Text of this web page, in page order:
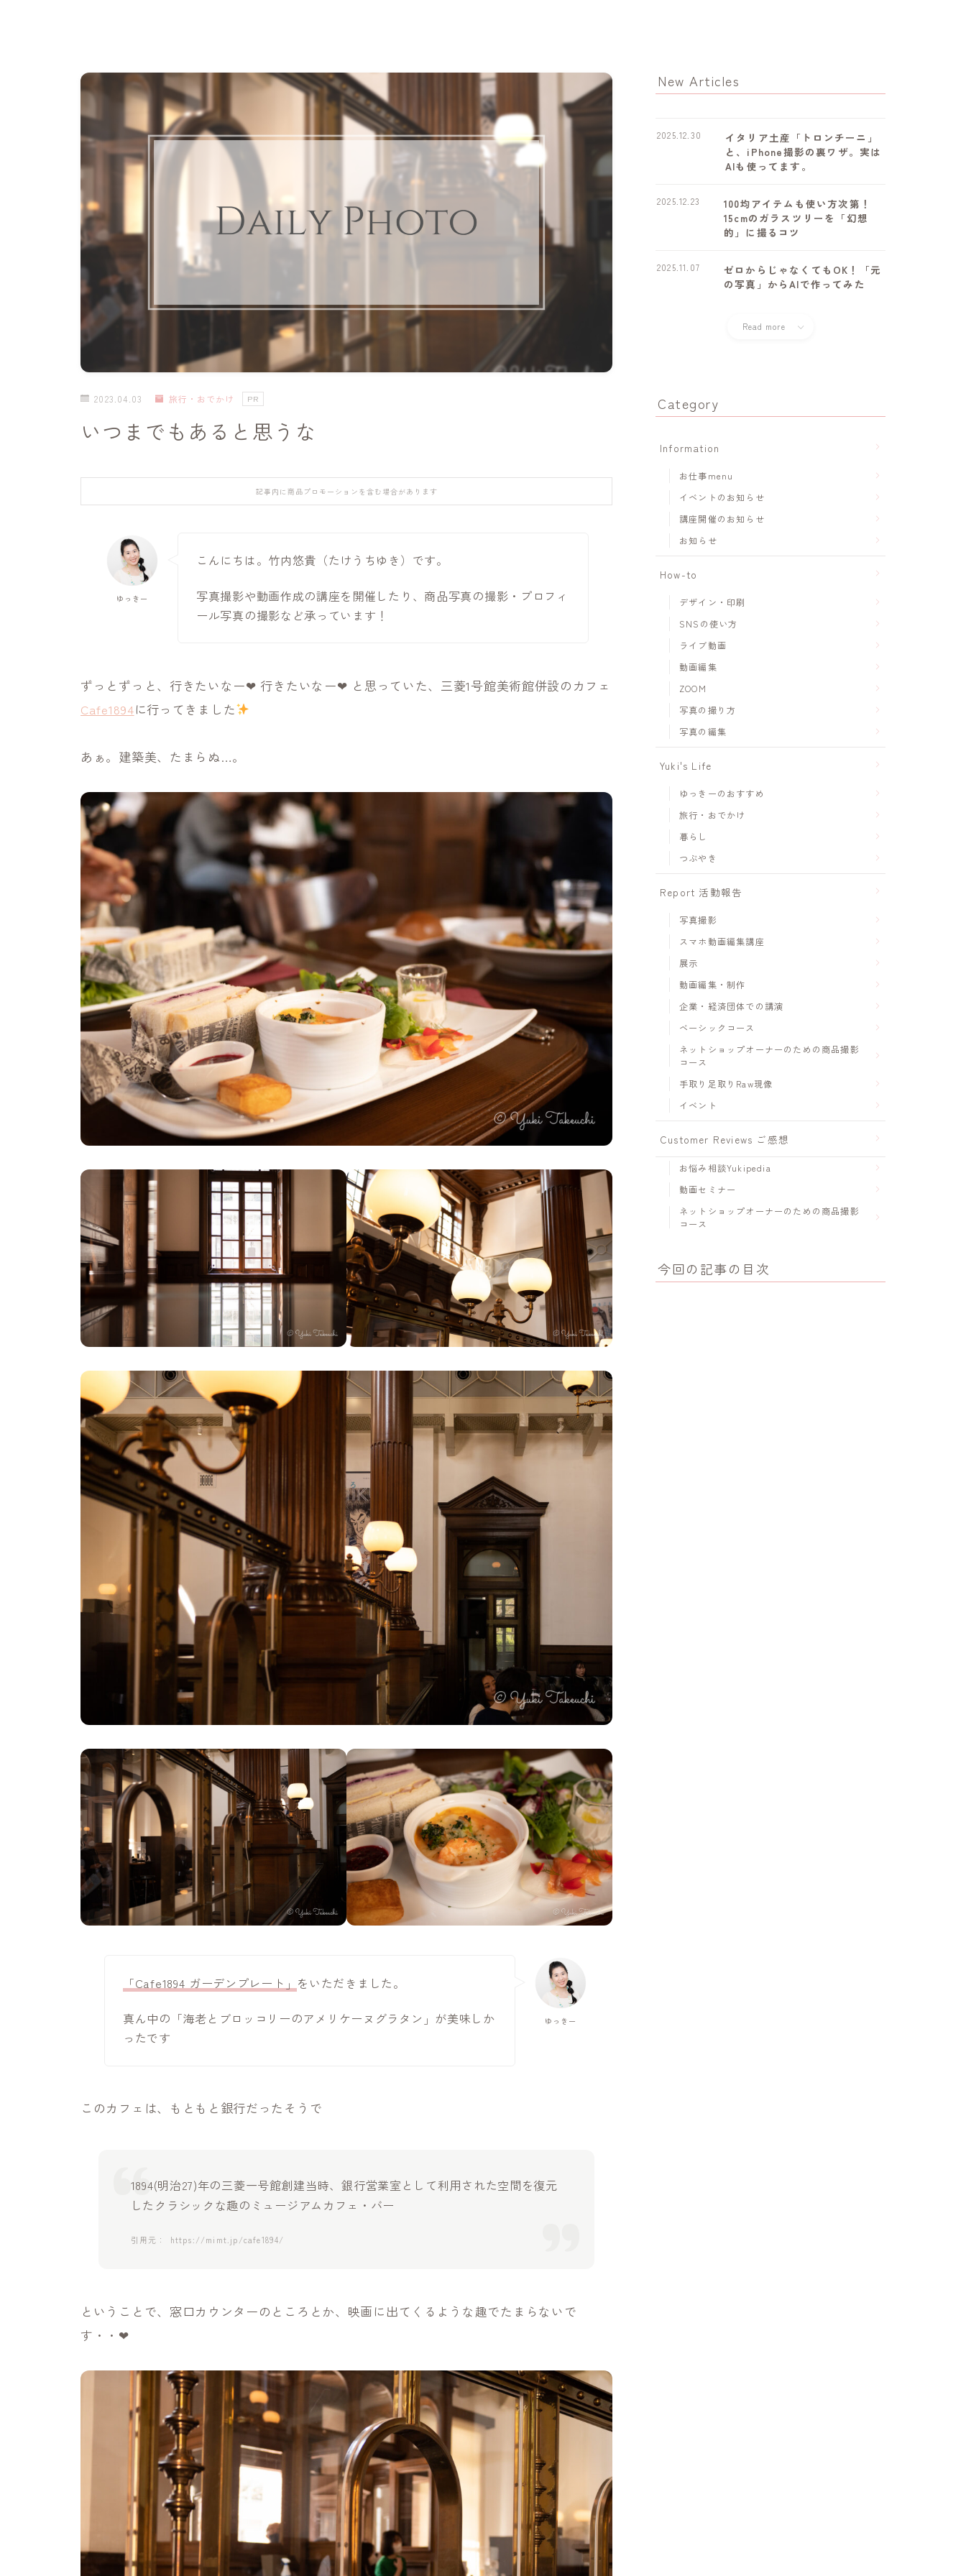
2023.04.03 旅行・おでかけ PR
いつまでもあると思うな
記事内に商品プロモーションを含む場合があります
ゆっきー
こんにちは。竹内悠貴（たけうちゆき）です。
写真撮影や動画作成の講座を開催したり、商品写真の撮影・プロフィ
ール写真の撮影など承っています！
ずっとずっと、行きたいなー❤︎ 行きたいなー❤︎ と思っていた、三菱1号館美術館併設のカフェ
Cafe1894に行ってきました
あぁ。建築美、たまらぬ…。
ゆっきー
「Cafe1894 ガーデンプレート」 をいただきました。
真ん中の「海老とブロッコリーのアメリケーヌグラタン」が美味しか
ったです
このカフェは、もともと銀行だったそうで
1894(明治27)年の三菱一号館創建当時、銀行営業室として利用された空間を復元
したクラシックな趣のミュージアムカフェ・バー
https://mimt.jp/cafe1894/
ということで、窓口カウンターのところとか、映画に出てくるような趣でたまらないで
す・・❤︎
New Articles
イタリア土産「トロンチーニ」
と、iPhone撮影の裏ワザ。実は
AIも使ってます。
2025.12.30
100均アイテムも使い方次第！
15cmのガラスツリーを「幻想
的」に撮るコツ
2025.12.23
ゼロからじゃなくてもOK！「元
の写真」からAIで作ってみた
2025.11.07
Read more
Category
Information
お仕事menu
イベントのお知らせ
講座開催のお知らせ
お知らせ
How-to
デザイン・印刷
SNSの使い方
ライブ動画
動画編集
ZOOM
写真の撮り方
写真の編集
Yuki's Life
ゆっきーのおすすめ
旅行・おでかけ
暮らし
つぶやき
Report 活動報告
写真撮影
スマホ動画編集講座
展示
動画編集・制作
企業・経済団体での講演
ベーシックコース
ネットショップオーナーのための商品撮影
コース
手取り足取りRaw現像
イベント
Customer Reviews ご感想
お悩み相談Yukipedia
動画セミナー
ネットショップオーナーのための商品撮影
コース
今回の記事の目次